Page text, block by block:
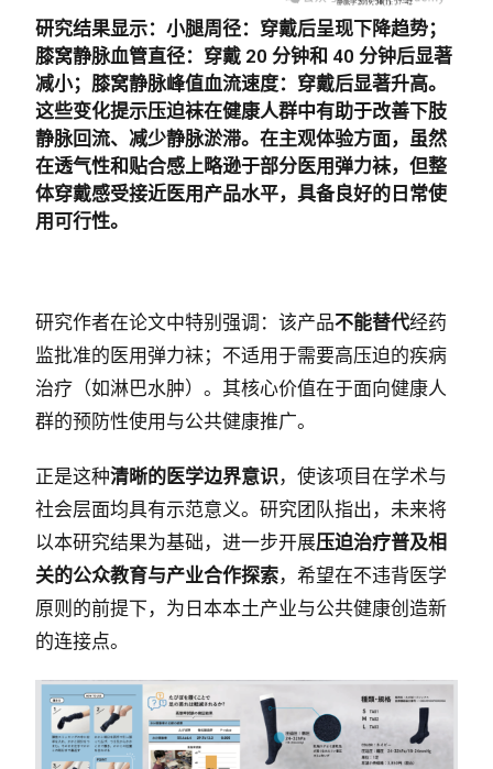
研究结果显示：小腿周径：穿戴后呈现下降趋势；
膝窝静脉血管直径：穿戴 20 分钟和 40 分钟后显著
减小；膝窝静脉峰值血流速度：穿戴后显著升高。
这些变化提示压迫袜在健康人群中有助于改善下肢
静脉回流、减少静脉淤滞。在主观体验方面，虽然
在透气性和贴合感上略逊于部分医用弹力袜，但整
体穿戴感受接近医用产品水平，具备良好的日常使
用可行性。
研究作者在论文中特别强调：该产品不能替代经药
监批准的医用弹力袜；不适用于需要高压迫的疾病
治疗（如淋巴水肿）。其核心价值在于面向健康人
群的预防性使用与公共健康推广。
正是这种清晰的医学边界意识 ，使该项目在学术与
社会层面均具有示范意义。研究团队指出，未来将
以本研究结果为基础，进一步开展压迫治疗普及相
关的公众教育与产业合作探索，希望在不违背医学
原则的前提下，为日本本土产业与公共健康创造新
的连接点。